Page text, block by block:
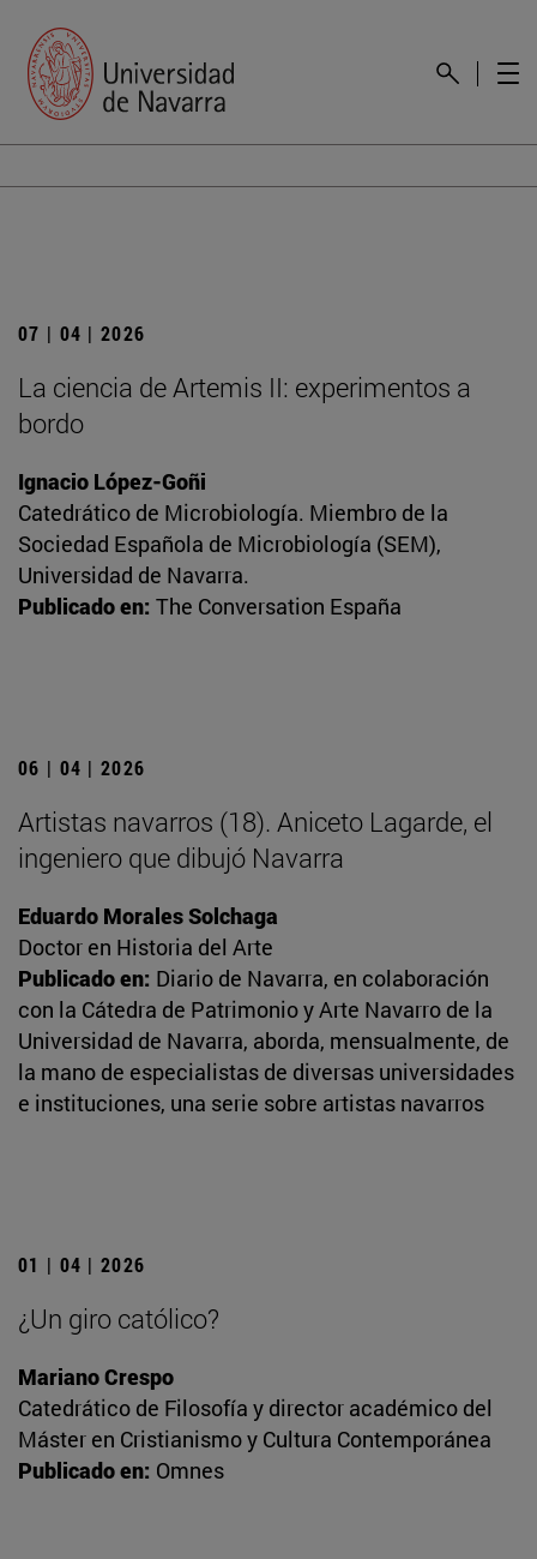
07 | 04 | 2026
La ciencia de Artemis II: experimentos a
bordo
Ignacio López-Goñi
Catedrático de Microbiología. Miembro de la
Sociedad Española de Microbiología (SEM),
Universidad de Navarra.
Publicado en: The Conversation España
06 | 04 | 2026
Artistas navarros (18). Aniceto Lagarde, el
ingeniero que dibujó Navarra
Eduardo Morales Solchaga
Doctor en Historia del Arte
Publicado en: Diario de Navarra, en colaboración
con la Cátedra de Patrimonio y Arte Navarro de la
Universidad de Navarra, aborda, mensualmente, de
la mano de especialistas de diversas universidades
e instituciones, una serie sobre artistas navarros
01 | 04 | 2026
¿Un giro católico?
Mariano Crespo
Catedrático de Filosofía y director académico del
Máster en Cristianismo y Cultura Contemporánea
Publicado en: Omnes